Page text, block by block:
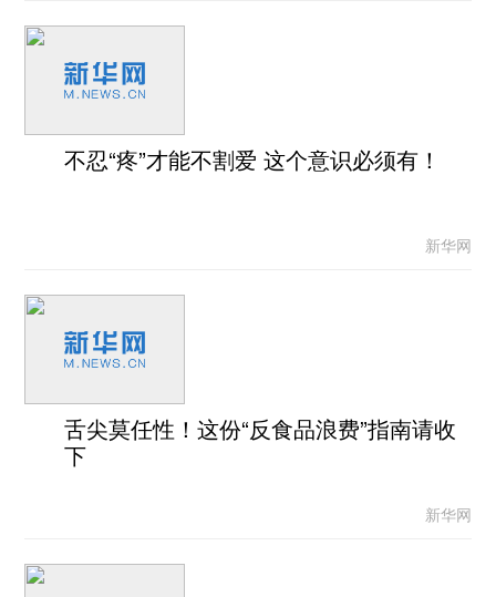
不忍“疼”才能不割爱 这个意识必须有！
新华网
舌尖莫任性！这份“反食品浪费”指南请收
下
新华网